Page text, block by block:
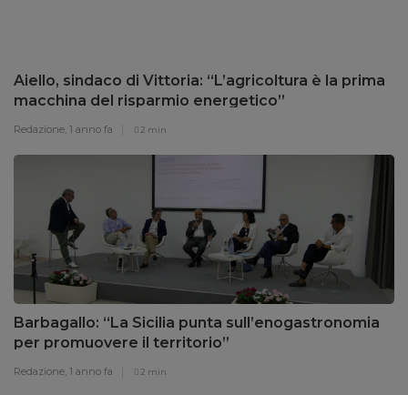
Aiello, sindaco di Vittoria: “L’agricoltura è la prima
macchina del risparmio energetico”
Redazione, 1 anno fa 2 min
Barbagallo: “La Sicilia punta sull’enogastronomia
per promuovere il territorio”
Redazione, 1 anno fa 2 min